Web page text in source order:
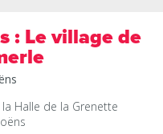
: Le village de
Halle de la Grenette